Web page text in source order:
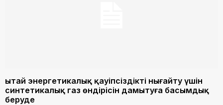
Қытай энергетикалық қауіпсіздікті нығайту үшін
синтетикалық газ өндірісін дамытуға басымдық
беруде